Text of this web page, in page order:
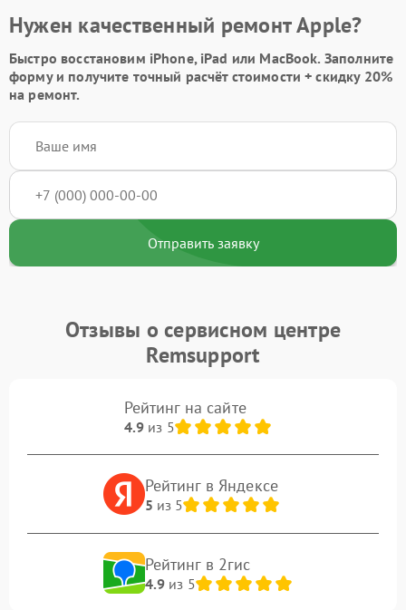
Нужен качественный ремонт Apple?
Быстро восстановим iPhone, iPad или MacBook. Заполните
формуи получите точный расчёт стоимости +скидку 20%
на ремонт.
Отправить заявку
Отзывы о сервисном центре
Remsupport
Рейтинг на сайте
4.9из 5
Рейтинг в Яндексе
5 из 5
Рейтинг в 2гис
4.9из 5